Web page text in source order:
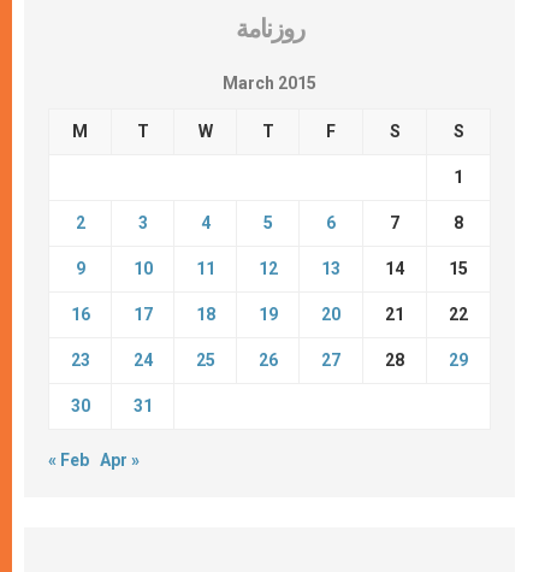
روزنامة
March 2015
M T W T F S S
1
2 3 4 5 6 7 8
9 10 11 12 13 14 15
16 17 18 19 20 21 22
23 24 25 26 27 28 29
30 31
« Feb Apr »